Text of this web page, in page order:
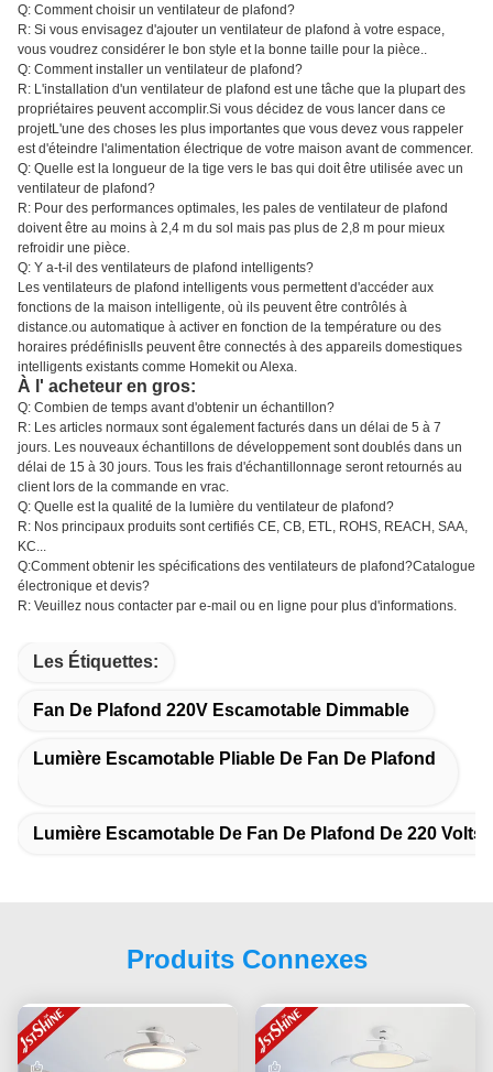
Q: Comment choisir un ventilateur de plafond?
R: Si vous envisagez d'ajouter un ventilateur de plafond à votre espace,
vous voudrez considérer le bon style et la bonne taille pour la pièce..
Q: Comment installer un ventilateur de plafond?
R: L'installation d'un ventilateur de plafond est une tâche que la plupart des
propriétaires peuvent accomplir.Si vous décidez de vous lancer dans ce
projetL'une des choses les plus importantes que vous devez vous rappeler
est d'éteindre l'alimentation électrique de votre maison avant de commencer.
Q: Quelle est la longueur de la tige vers le bas qui doit être utilisée avec un
ventilateur de plafond?
R: Pour des performances optimales, les pales de ventilateur de plafond
doivent être au moins à 2,4 m du sol mais pas plus de 2,8 m pour mieux
refroidir une pièce.
Q: Y a-t-il des ventilateurs de plafond intelligents?
Les ventilateurs de plafond intelligents vous permettent d'accéder aux
fonctions de la maison intelligente, où ils peuvent être contrôlés à
distance.ou automatique à activer en fonction de la température ou des
horaires prédéfinisIls peuvent être connectés à des appareils domestiques
intelligents existants comme Homekit ou Alexa.
À l' acheteur en gros:
Q: Combien de temps avant d'obtenir un échantillon?
R: Les articles normaux sont également facturés dans un délai de 5 à 7
jours. Les nouveaux échantillons de développement sont doublés dans un
délai de 15 à 30 jours. Tous les frais d'échantillonnage seront retournés au
client lors de la commande en vrac.
Q: Quelle est la qualité de la lumière du ventilateur de plafond?
R: Nos principaux produits sont certifiés CE, CB, ETL, ROHS, REACH, SAA,
KC...
Q:Comment obtenir les spécifications des ventilateurs de plafond?Catalogue
électronique et devis?
R: Veuillez nous contacter par e-mail ou en ligne pour plus d'informations.
Les Étiquettes:
Fan De Plafond 220V Escamotable Dimmable
Lumière Escamotable Pliable De Fan De Plafond
Lumière Escamotable De Fan De Plafond De 220 Volts
Produits Connexes